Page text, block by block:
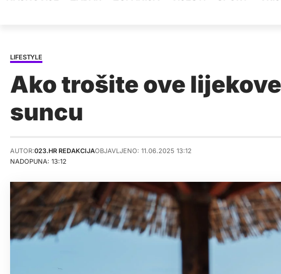
LIFESTYLE
Ako trošite ove
suncu
NADOPUNA: 13:12
AUTOR:023.HR REDAKCIJAOBJAVLJENO: 11.06.2025 13:12